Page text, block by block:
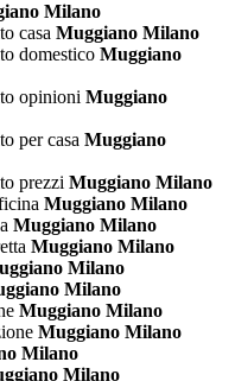
Milano
casa Muggiano Milano
domestico Muggiano
opinioni Muggiano
per casa Muggiano
prezzi Muggiano Milano
Muggiano Milano
Muggiano Milano
Muggiano Milano
Milano
Milano
Muggiano Milano
Muggiano Milano
Milano
Milano